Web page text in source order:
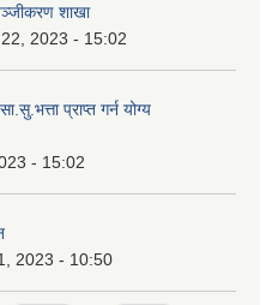
शाखा
2023 - 15:02
प्राप्त गर्न योग्य
- 15:02
2023 - 10:50